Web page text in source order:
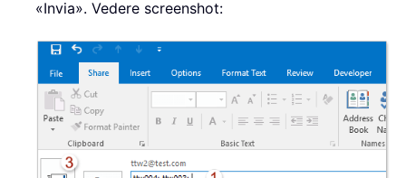
«Invia». Vedere screenshot: